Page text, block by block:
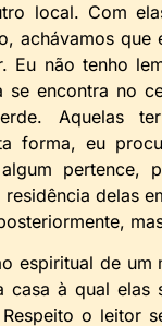
local. Com
achávamos que
Eu não tenho
se encontra no
Aquelas
forma, eu
pertence,
delas
espiritual de um
casa à qual elas
o leitor